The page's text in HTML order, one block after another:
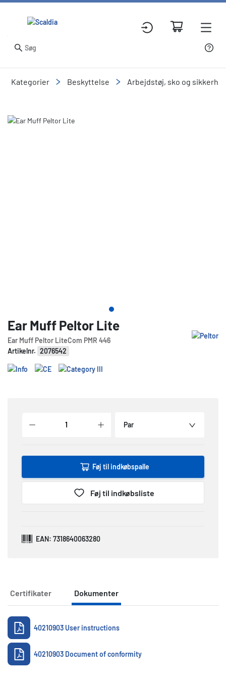
Kategorier Beskyttelse Arbejdstøj, sko og
Slide 1 of 1
Ear Muff Peltor Lite
Ear Muff Peltor LiteCom PMR 446
Artikelnr. 2076542
Par
Føj til indkøbspalle
Føj til indkøbsliste
EAN: 7318640063280
Certifikater Dokumenter
Dokumenter
40210903 User instructions
40210903 Document of conformity